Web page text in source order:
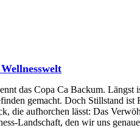
das Copa Ca Backum. Längst
gemacht. Doch Stillstand
die aufhorchen lässt: Das
Landschaft, den wir uns